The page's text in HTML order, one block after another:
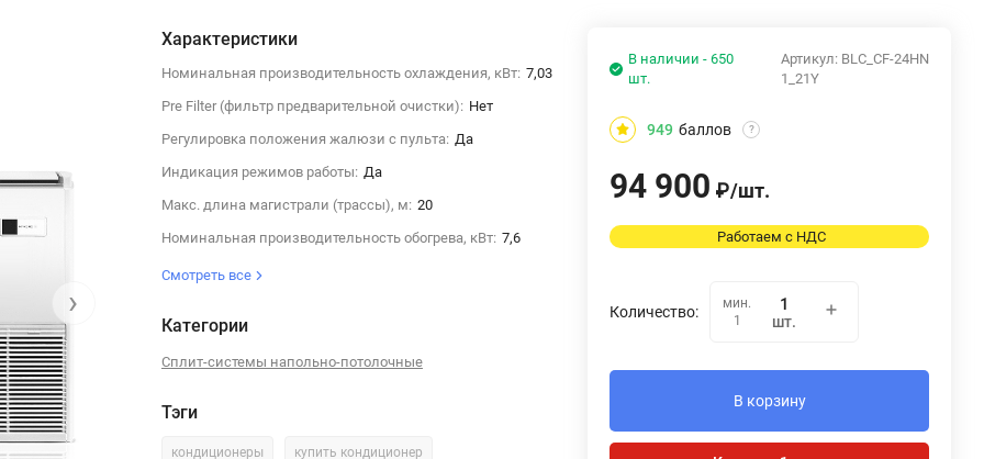
›
Характеристики
Номинальная производительность охлаждения, кВт: 7,03
Pre Filter (фильтр предварительной очистки): Нет
Регулировка положения жалюзи с пульта: Да
Индикация режимов работы: Да
Макс. длина магистрали (трассы), м: 20
Номинальная производительность обогрева, кВт: 7,6
Смотреть все
Категории
Сплит-системы напольно-потолочные
Тэги
кондиционеры купить кондиционер
Артикул: BLC_CF-24HN
1_21Y
В наличии - 650
шт.
949 баллов ?
94 900 ₽/шт.
Работаем с НДС
Количество:
мин.
1
шт.
В корзину